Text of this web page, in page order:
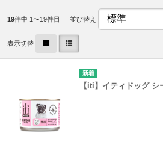
19件中 1〜19件目 並び替え
表示切替
【iti】イティドッグ シ